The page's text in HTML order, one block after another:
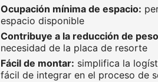
Ocupación mínima de espacio:
espacio disponible
Contribuye a la reducción de
necesidad de la placa de resorte
Fácil de montar: simplifica la
fácil de integrar en el proceso de